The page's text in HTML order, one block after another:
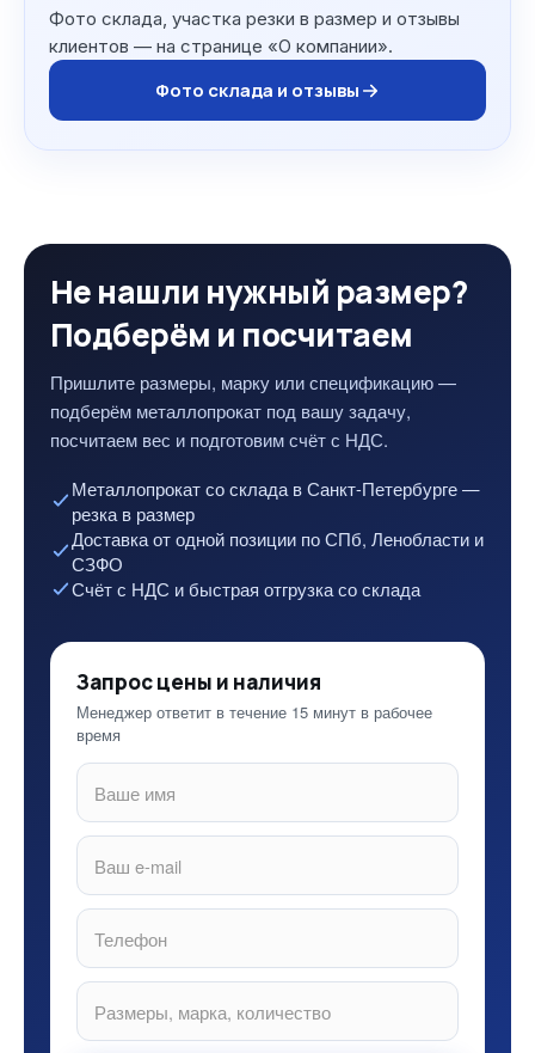
Фото склада, участка резки в размер и отзывы
клиентов — на странице «О компании».
Фото склада и отзывы
Не нашли нужный размер?
Подберём и посчитаем
Пришлите размеры, марку или спецификацию —
подберём металлопрокат под вашу задачу,
посчитаем вес и подготовим счёт с НДС.
Металлопрокат со склада в Санкт-Петербурге —
резка в размер
Доставка от одной позиции по СПб, Ленобласти и
СЗФО
Счёт с НДС и быстрая отгрузка со склада
Запрос цены и наличия
Менеджер ответит в течение 15 минут в рабочее
время